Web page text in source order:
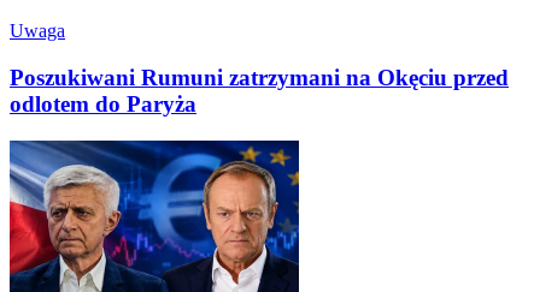
Uwaga
Poszukiwani Rumuni zatrzymani na Okęciu przed
odlotem do Paryża